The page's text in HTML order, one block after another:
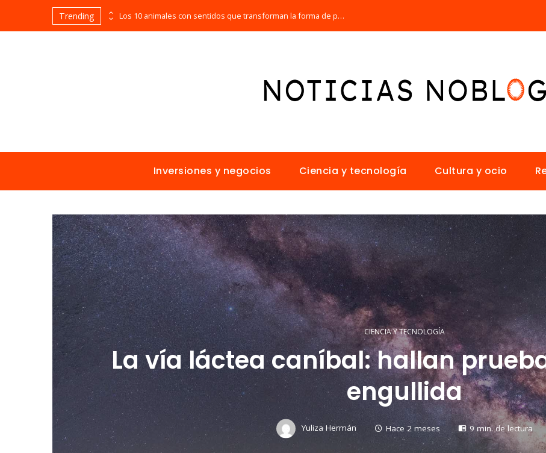
Trending Las empresas que alcanzaron los picos más altos en valor bursátil histórico Los 10 animales con sentidos que transforman la forma de percibir el mundo
Inversiones y negocios Ciencia y tecnología Cultura y ocio
CIENCIA Y TECNOLOGÍA
La vía láctea caníbal: hallan
engullida
Yuliza Hermán Hace 2 meses 9 min. de lectura